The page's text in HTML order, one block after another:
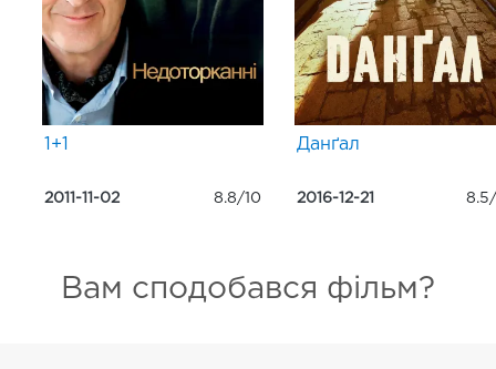
1+1
2011-11-02 8.8/10
Данґал
2016-12-21
Вам сподобався фільм?